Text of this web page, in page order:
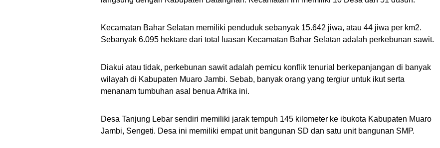
Kecamatan Bahar Selatan memiliki penduduk sebanyak 15.642 jiwa, atau 44 jiwa per km2.
Sebanyak 6.095 hektare dari total luasan Kecamatan Bahar Selatan adalah perkebunan sawit.
Diakui atau tidak, perkebunan sawit adalah pemicu konflik tenurial berkepanjangan di banyak
wilayah di Kabupaten Muaro Jambi. Sebab, banyak orang yang tergiur untuk ikut serta
menanam tumbuhan asal benua Afrika ini.
Desa Tanjung Lebar sendiri memiliki jarak tempuh 145 kilometer ke ibukota Kabupaten Muaro
Jambi, Sengeti. Desa ini memiliki empat unit bangunan SD dan satu unit bangunan SMP.